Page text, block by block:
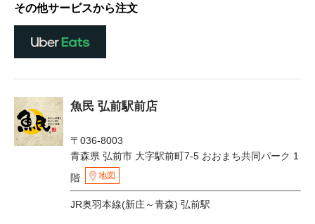
その他サービスから注文
魚民 弘前駅前店
〒036-8003
青森県 弘前市 大字駅前町7-5 おおまち共同パーク 1
階
地図
JR奥羽本線(新庄～青森) 弘前駅